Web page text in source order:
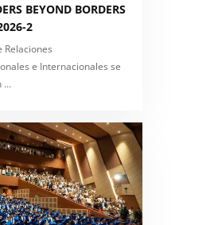
BEYOND BORDERS
2
Relaciones
e Internacionales se
…